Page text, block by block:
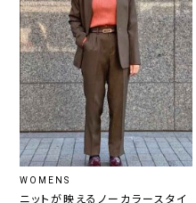
WOMENS
ニットが映えるノーカラースタイ